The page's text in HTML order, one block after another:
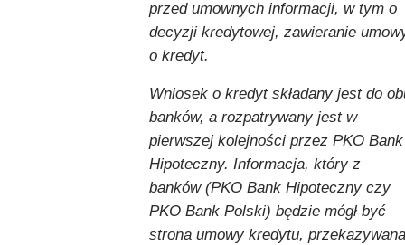
przed umownych informacji, w tym o
decyzji kredytowej, zawieranie
o kredyt.
Wniosek o kredyt składany jest do
banków, a rozpatrywany jest w
pierwszej kolejności przez PKO Bank
Hipoteczny. Informacja, który z
banków (PKO Bank Hipoteczny czy
PKO Bank Polski) będzie mógł być
strona umowy kredytu, przekazywana